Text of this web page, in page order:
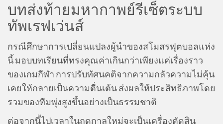
บทส่งท้ายมหากาพย์รีเซ็ตระบบ
ทัพเรฟเว่นส์
กรณีศึกษาการเปลี่ยนแปลงผู้นำของสโมสรฟุตบอลแห่ง
นี้ มอบบทเรียนที่ทรงคุณค่าเกินกว่าเพียงแค่เรื่องราว
ของเกมกีฬา การปรับทัศนคติจากความกลัวความไม่คุ้น
เคยให้กลายเป็นความตื่นเต้น ส่งผลให้ประสิทธิภาพโดย
รวมของทีมพุ่งสูงขึ้นอย่างเป็นธรรมชาติ
ต่อจากนี้ไปเวลาในฤดูกาลใหม่จะเป็นเครื่องตัดสิน